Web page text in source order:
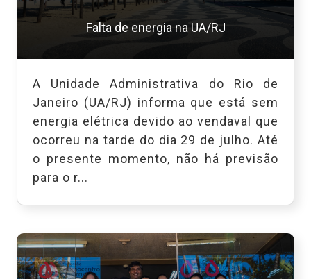
Falta de energia na UA/RJ
A Unidade Administrativa do Rio de
Janeiro (UA/RJ) informa que está sem
energia elétrica devido ao vendaval que
ocorreu na tarde do dia 29 de julho. Até
o presente momento, não há previsão
para o r...